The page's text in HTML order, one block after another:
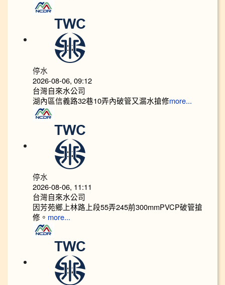
停水
2026-08-06, 09:12
台灣自來水公司
湖內區信義路32巷10弄內破管又漏水搶修more...
停水
2026-08-06, 11:11
台灣自來水公司
因芳苑鄉上林路上段55弄245前300mmPVCP破管搶
修。 more...